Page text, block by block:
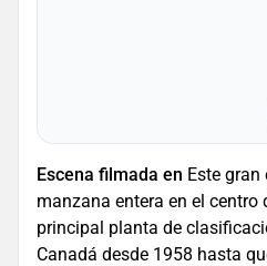
Escena filmada en Este
manzana entera en el centro
principal planta de
Canadá desde 1958 hasta